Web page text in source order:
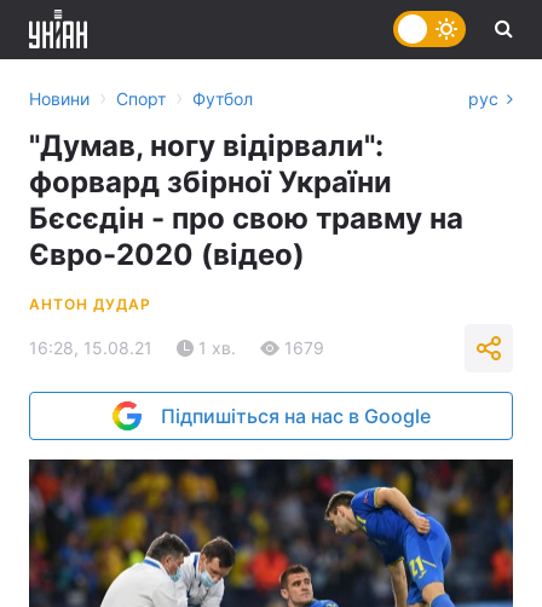
Новини › Спорт › Футбол рус
"Думав, ногу відірвали":
форвард збірної України
Бєсєдін - про свою травму на
Євро-2020 (відео)
АНТОН ДУДАР
16:28, 15.08.21 1 хв. 1679
Підпишіться на нас в Google